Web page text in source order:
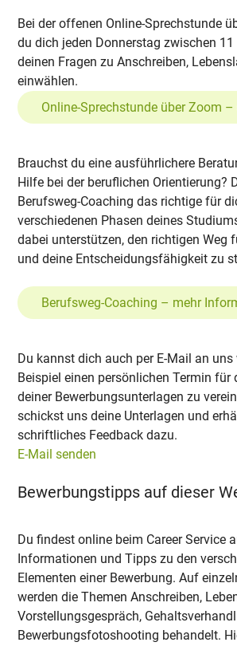
Bei der offenen Online-Sprechstunde
du dich jeden Donnerstag zwischen
deinen Fragen zu Anschreiben,
einwählen.
Online-Sprechstunde über Zoom
Brauchst du eine ausführlichere
Hilfe bei der beruflichen Orientierung?
Berufsweg-Coaching das richtige für
verschiedenen Phasen deines
dabei unterstützen, den richtigen Weg
und deine Entscheidungsfähigkeit zu
Berufsweg-Coaching – mehr
Du kannst dich auch per E-Mail an
Beispiel einen persönlichen Termin für
deiner Bewerbungsunterlagen zu
schickst uns deine Unterlagen und
schriftliches Feedback dazu.
E-Mail senden
Bewerbungstipps auf dieser
Du findest online beim Career Service
Informationen und Tipps zu den
Elementen einer Bewerbung. Auf
werden die Themen Anschreiben,
Vorstellungsgespräch,
Bewerbungsfotoshooting behandelt.